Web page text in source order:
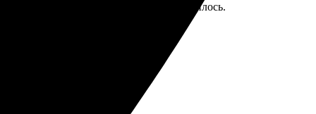
Стиль такой, странный, но ей понравилось.